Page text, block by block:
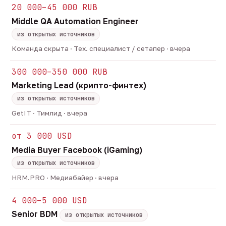
20 000–45 000 RUB
Middle QA Automation Engineer
из открытых источников
Команда скрыта · Тех. специалист / сетапер · вчера
300 000–350 000 RUB
Marketing Lead (крипто-финтех)
из открытых источников
GetIT · Тимлид · вчера
от 3 000 USD
Media Buyer Facebook (iGaming)
из открытых источников
HRM.PRO · Медиабайер · вчера
4 000–5 000 USD
Senior BDM
из открытых источников